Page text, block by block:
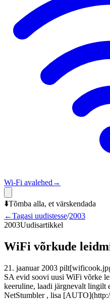
Wi‑Fi avalehed →
⬇️Tõmba alla, et värskendada
←Tagasi uudistesse/2003
2003Uudisartikkel
WiFi võrkude
21. jaanuar 2003
SA evid soovi uusi WiFi võrke
keeruline, laadi järgnevalt lingilt
NetStumbler , lisa